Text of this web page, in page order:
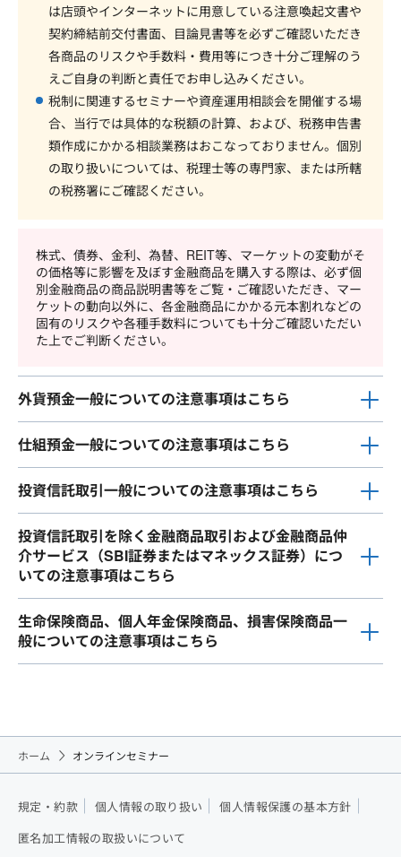
は店頭やインターネットに用意している注意喚起文書や
契約締結前交付書面、目論見書等を必ずご確認いただき
各商品のリスクや手数料・費用等につき十分ご理解のう
えご自身の判断と責任でお申し込みください。
税制に関連するセミナーや資産運用相談会を開催する場
合、当行では具体的な税額の計算、および、税務申告書
類作成にかかる相談業務はおこなっておりません。個別
の取り扱いについては、税理士等の専門家、または所轄
の税務署にご確認ください。
株式、債券、金利、為替、REIT等、マーケットの変動がそ
の価格等に影響を及ぼす金融商品を購入する際は、必ず個
別金融商品の商品説明書等をご覧・ご確認いただき、マー
ケットの動向以外に、各金融商品にかかる元本割れなどの
固有のリスクや各種手数料についても十分ご確認いただい
た上でご判断ください。
外貨預金一般についての注意事項はこちら
仕組預金一般についての注意事項はこちら
投資信託取引一般についての注意事項はこちら
投資信託取引を除く金融商品取引および金融商品仲
介サービス（SBI証券またはマネックス証券）につ
いての注意事項はこちら
生命保険商品、個人年金保険商品、損害保険商品一
般についての注意事項はこちら
ホーム オンラインセミナー
規定・約款 個人情報の取り扱い 個人情報保護の基本方針
匿名加工情報の取扱いについて